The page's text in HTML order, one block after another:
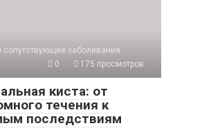
заболевания
0
175 просмотров
киста: от
течения к
последствиям